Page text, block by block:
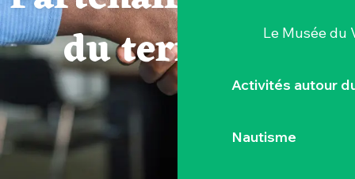
Le Musée du
Activités autour
Nautisme
du territoire